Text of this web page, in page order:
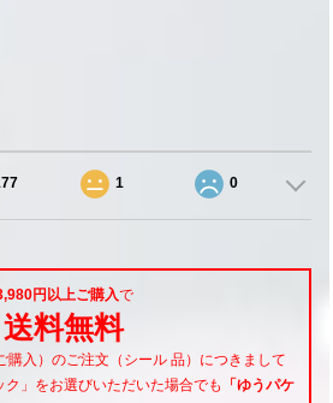
1 0
円以上ご購入で
送料無料
購入）のご注文（シール 品）につきまして
」をお選びいただいた場合でも
「ゆうパケ